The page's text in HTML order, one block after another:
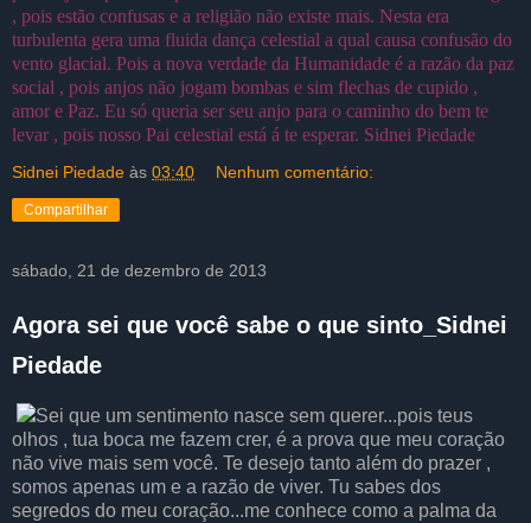
, pois estão confusas e a religião não existe mais. Nesta era
turbulenta gera uma fluida dança celestial a qual causa confusão do
vento glacial. Pois a nova verdade da Humanidade é a razão da paz
social , pois anjos não jogam bombas e sim flechas de cupido ,
amor e Paz. Eu só queria ser seu anjo para o caminho do bem te
levar , pois nosso Pai celestial está á te esperar. Sidnei Piedade
Sidnei Piedade às 03:40 Nenhum comentário:
Compartilhar
sábado, 21 de dezembro de 2013
Agora sei que você sabe o que sinto_Sidnei
Piedade
Sei que um sentimento nasce sem querer...pois teus
olhos , tua boca me fazem crer, é a prova que meu coração
não vive mais sem você. Te desejo tanto além do prazer ,
somos apenas um e a razão de viver. Tu sabes dos
segredos do meu coração...me conhece como a palma da